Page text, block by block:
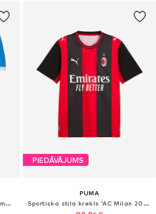
Sportiska stila krekls 'AHSFC Home Replica'
PIEDĀVĀJUMS
PUMA
Sportiska stila krekls 'AC Milan 2026/27'